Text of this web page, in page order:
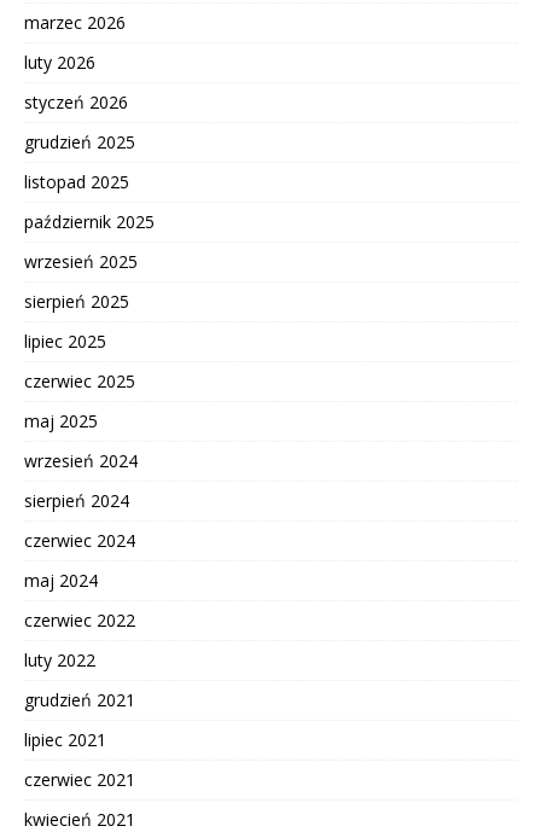
marzec 2026
luty 2026
styczeń 2026
grudzień 2025
listopad 2025
październik 2025
wrzesień 2025
sierpień 2025
lipiec 2025
czerwiec 2025
maj 2025
wrzesień 2024
sierpień 2024
czerwiec 2024
maj 2024
czerwiec 2022
luty 2022
grudzień 2021
lipiec 2021
czerwiec 2021
kwiecień 2021